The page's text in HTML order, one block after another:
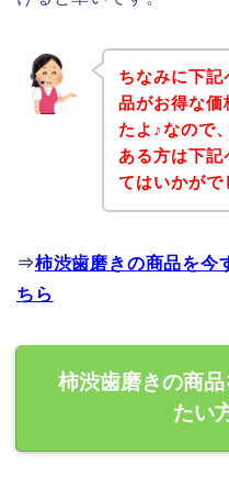
ちなみに下
品がお得な価
たよ♪なので
ある方は下
てはいかがで
⇒柿渋歯磨きの商品を今
ちら
柿渋歯磨きの商
たい